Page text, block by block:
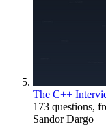
The C++
173 questions,
Sandor Dargo